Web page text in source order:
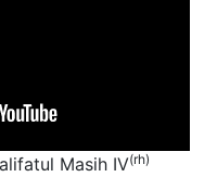
Masih IV(rh)